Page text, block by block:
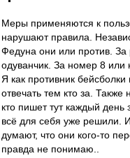
Меры применяются к
нарушают правила.
Федуна они или против.
одуванчик. За номер 8 или
Я как противник
отвечать тем кто за.
кто пишет тут каждый
всё для себя уже решили.
думают, что они кого-то
правда не понимаю..